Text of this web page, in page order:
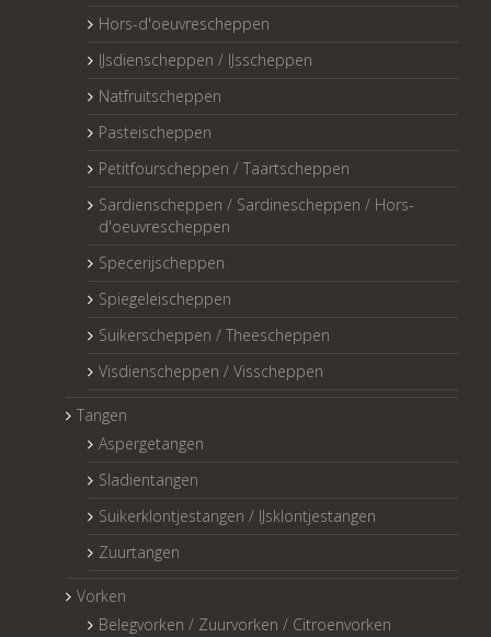
Hors-d'oeuvrescheppen
IJsdienscheppen / IJsscheppen
Natfruitscheppen
Pasteischeppen
Petitfourscheppen / Taartscheppen
Sardienscheppen / Sardinescheppen / Hors-
d'oeuvrescheppen
Specerijscheppen
Spiegeleischeppen
Suikerscheppen / Theescheppen
Visdienscheppen / Visscheppen
Tangen
Aspergetangen
Sladientangen
Suikerklontjestangen / IJsklontjestangen
Zuurtangen
Vorken
Belegvorken / Zuurvorken / Citroenvorken